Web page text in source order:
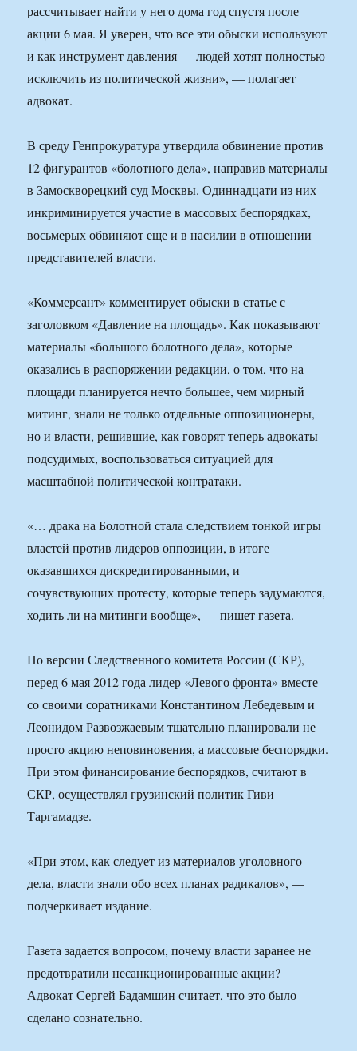
рассчитывает найти у него дома год спустя после
акции 6 мая. Я уверен, что все эти обыски используют
и как инструмент давления — людей хотят полностью
исключить из политической жизни», — полагает
адвокат.
В среду Генпрокуратура утвердила обвинение против
12 фигурантов «болотного дела», направив материалы
в Замоскворецкий суд Москвы. Одиннадцати из них
инкриминируется участие в массовых беспорядках,
восьмерых обвиняют еще и в насилии в отношении
представителей власти.
«Коммерсант» комментирует обыски в статье с
заголовком «Давление на площадь». Как показывают
материалы «большого болотного дела», которые
оказались в распоряжении редакции, о том, что на
площади планируется нечто большее, чем мирный
митинг, знали не только отдельные оппозиционеры,
но и власти, решившие, как говорят теперь адвокаты
подсудимых, воспользоваться ситуацией для
масштабной политической контратаки.
«… драка на Болотной стала следствием тонкой игры
властей против лидеров оппозиции, в итоге
оказавшихся дискредитированными, и
сочувствующих протесту, которые теперь задумаются,
ходить ли на митинги вообще», — пишет газета.
По версии Следственного комитета России (СКР),
перед 6 мая 2012 года лидер «Левого фронта» вместе
со своими соратниками Константином Лебедевым и
Леонидом Развозжаевым тщательно планировали не
просто акцию неповиновения, а массовые беспорядки.
При этом финансирование беспорядков, считают в
СКР, осуществлял грузинский политик Гиви
Таргамадзе.
«При этом, как следует из материалов уголовного
дела, власти знали обо всех планах радикалов», —
подчеркивает издание.
Газета задается вопросом, почему власти заранее не
предотвратили несанкционированные акции?
Адвокат Сергей Бадамшин считает, что это было
сделано сознательно.